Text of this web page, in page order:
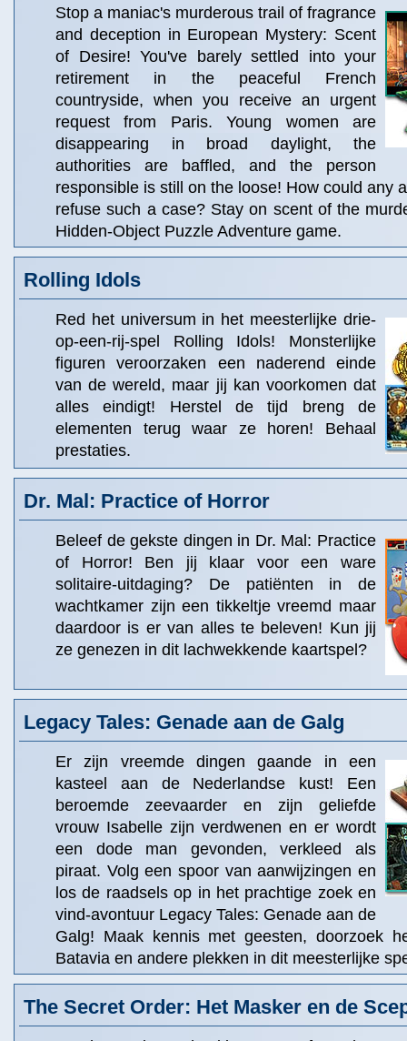
Stop a maniac's murderous trail of fragrance
and deception in European Mystery: Scent
of Desire! You've barely settled into your
retirement in the peaceful French
countryside, when you receive an urgent
request from Paris. Young women are
disappearing in broad daylight, the
authorities are baffled, and the person
responsible is still on the loose! How could any
refuse such a case? Stay on scent of the
Hidden-Object Puzzle Adventure game.
Rolling Idols
Red het universum in het meesterlijke drie-
op-een-rij-spel Rolling Idols! Monsterlijke
figuren veroorzaken een naderend einde
van de wereld, maar jij kan voorkomen dat
alles eindigt! Herstel de tijd breng de
elementen terug waar ze horen! Behaal
prestaties.
Dr. Mal: Practice of Horror
Beleef de gekste dingen in Dr. Mal: Practice
of Horror! Ben jij klaar voor een ware
solitaire-uitdaging? De patiënten in de
wachtkamer zijn een tikkeltje vreemd maar
daardoor is er van alles te beleven! Kun jij
ze genezen in dit lachwekkende kaartspel?
Legacy Tales: Genade aan de Galg
Er zijn vreemde dingen gaande in een
kasteel aan de Nederlandse kust! Een
beroemde zeevaarder en zijn geliefde
vrouw Isabelle zijn verdwenen en er wordt
een dode man gevonden, verkleed als
piraat. Volg een spoor van aanwijzingen en
los de raadsels op in het prachtige zoek en
vind-avontuur Legacy Tales: Genade aan de
Galg! Maak kennis met geesten, doorzoek
Batavia en andere plekken in dit meesterlijke
The Secret Order: Het Masker en de